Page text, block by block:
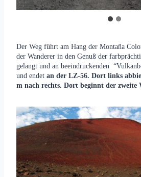
Der Weg führt am Hang der Montaña
der Wanderer in den Genuß der
gelangt und an beeindruckenden
und endet an der LZ-56. Dort links
m nach rechts. Dort beginnt der zweite